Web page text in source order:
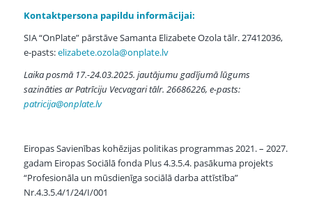
Kontaktpersona papildu informācijai:
SIA “OnPlate” pārstāve Samanta Elizabete Ozola tālr. 27412036,
e-pasts:elizabete.ozola@onplate.lv
Laika posmā 17.-24.03.2025. jautājumu gadījumā lūgums
sazināties ar Patrīciju Vecvagari tālr. 26686226, e-pasts:
patricija@onplate.lv
Eiropas Savienības kohēzijas politikas programmas 2021. – 2027.
gadam Eiropas Sociālā fonda Plus 4.3.5.4. pasākuma projekts
“Profesionāla un mūsdienīga sociālā darba attīstība”
Nr.4.3.5.4/1/24/I/001